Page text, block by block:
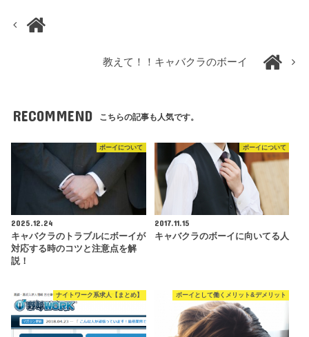
教えて！！キャバクラのボーイ
RECOMMEND こちらの記事も人気です。
ボーイについて
2025.12.24
キャバクラのトラブルにボーイが
対応する時のコツと注意点を解
説！
ボーイについて
2017.11.15
キャバクラのボーイに向いてる人
ナイトワーク系求人【まとめ】 ボーイとして働くメリット&デメリット